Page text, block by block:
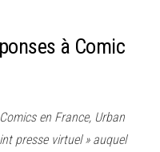
à Comic
en France, Urban
presse virtuel » auquel